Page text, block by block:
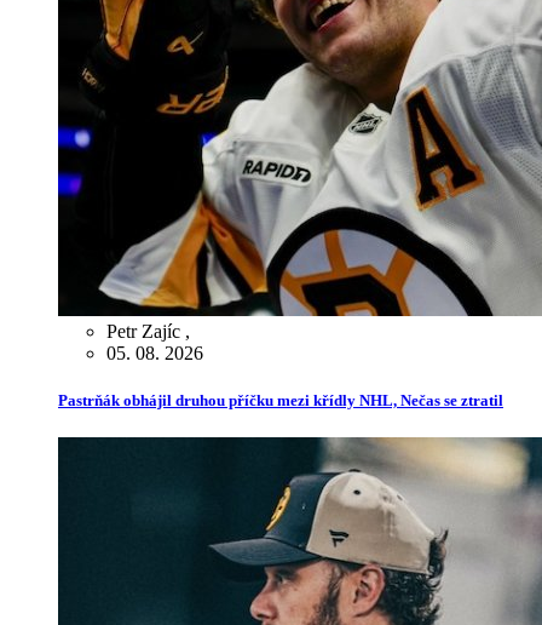
Petr Zajíc ,
05. 08. 2026
Pastrňák obhájil druhou příčku mezi křídly NHL, Nečas se ztratil